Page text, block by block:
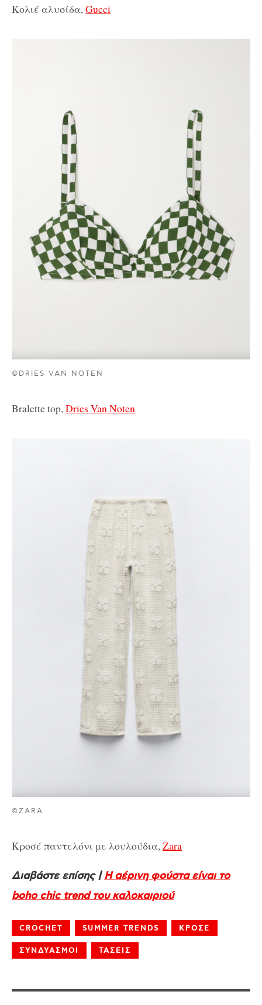
Κολιέ αλυσίδα,Gucci
©DRIES VAN NOTEN
Bralette top,Dries Van Noten
©ZARA
Κροσέ παντελόνι με λουλούδια,Zara
Διαβάστε επίσης |Η αέρινη φούστα είναι το
boho chic trend του καλοκαιριού
CROCHET SUMMER TRENDS ΚΡΟΣΕ
ΣΥΝΔΥΑΣΜΟΙ ΤΑΣΕΙΣ